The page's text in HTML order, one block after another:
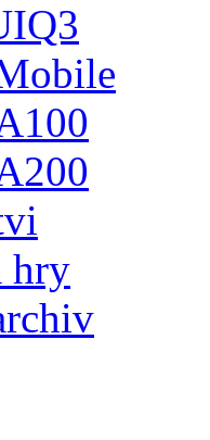
hry